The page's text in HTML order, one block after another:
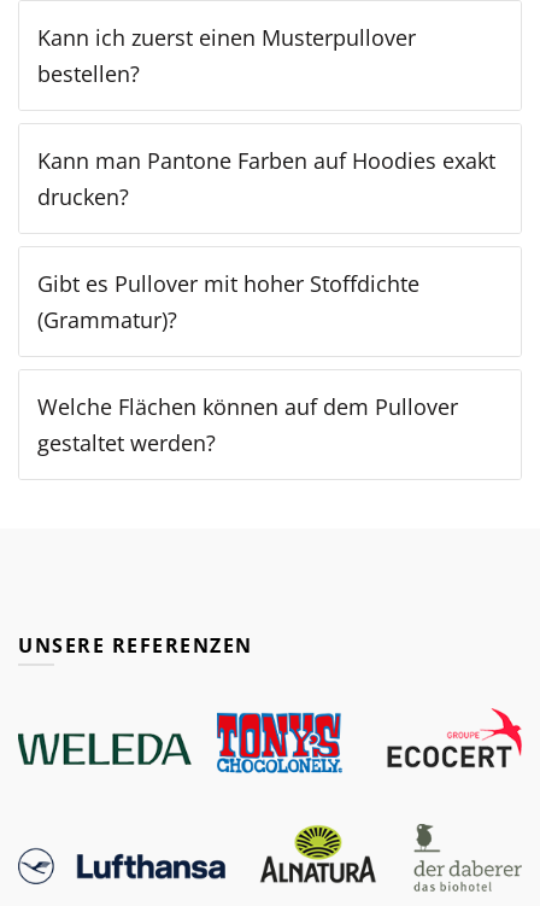
Kann ich zuerst einen Musterpullover
bestellen?
Kann man Pantone Farben auf Hoodies exakt
drucken?
Gibt es Pullover mit hoher Stoffdichte
(Grammatur)?
Welche Flächen können auf dem Pullover
gestaltet werden?
UNSERE REFERENZEN